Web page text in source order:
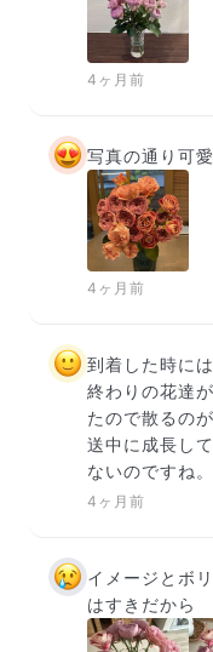
4ヶ月前
写真の通り可
4ヶ月前
到着した時に
終わりの花達
たので散るの
送中に成長し
ないのですね。
4ヶ月前
イメージとボ
はすきだから